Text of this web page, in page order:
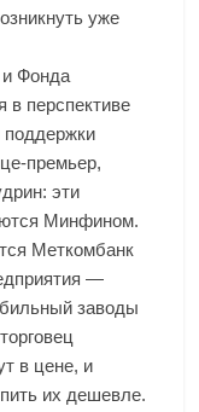
уже
Фонда
в перспективе
поддержки
премьер,
эти
Минфином.
Меткомбанк
—
заводы
в цене, и
их дешевле.